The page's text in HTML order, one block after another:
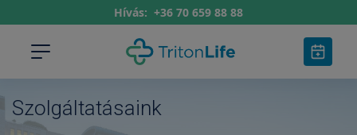
Hívás: +36 70 659 88 88
Szolgáltatásaink